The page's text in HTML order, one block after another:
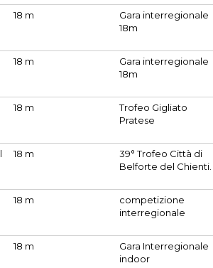
18 m
Gara interregionale
18m
18 m
Gara interregionale
18m
18 m
Trofeo Gigliato
Pratese
18 m
39° Trofeo Città di
Belforte del Chienti.
18 m
competizione
interregionale
18 m
Gara Interregionale
indoor